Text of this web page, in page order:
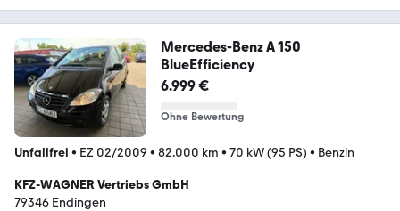
Mercedes-Benz A 150
BlueEfficiency
6.999 €
Ohne Bewertung
Unfallfrei • EZ 02/2009 • 82.000 km • 70 kW (95 PS) • Benzin
KFZ-WAGNER Vertriebs GmbH
79346 Endingen